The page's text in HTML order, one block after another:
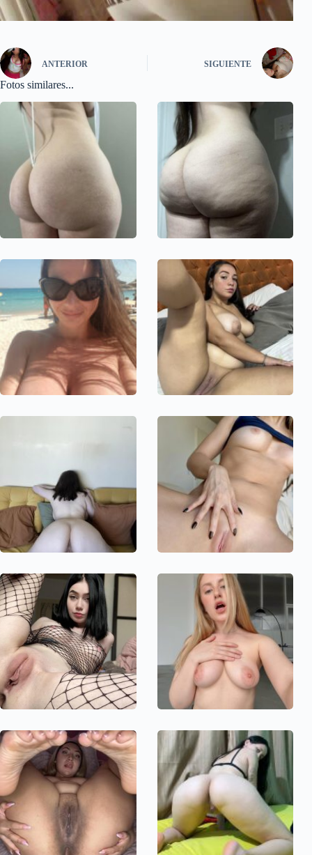
ANTERIOR SIGUIENTE
Fotos similares...